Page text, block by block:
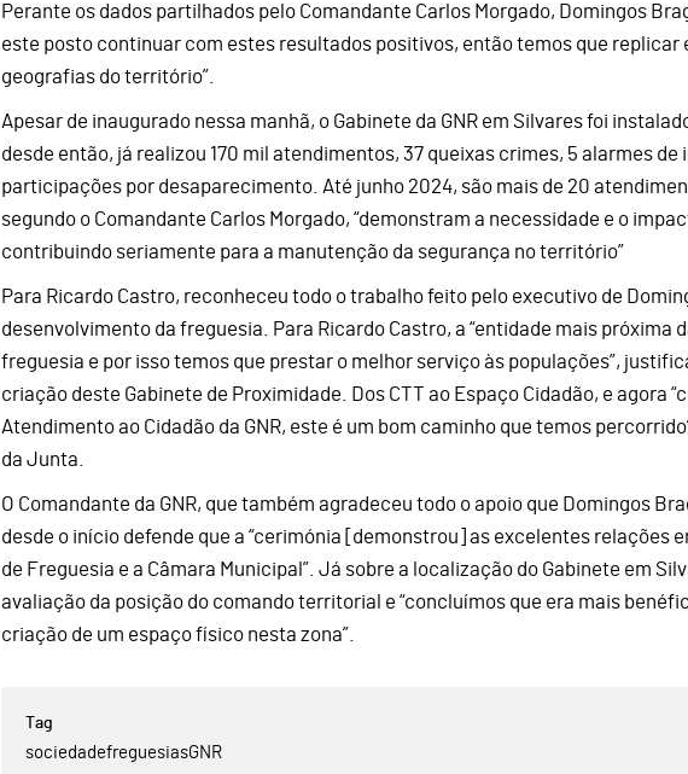
Perante os dados partilhados pelo Comandante Carlos Morgado, Domingos
este posto continuar com estes resultados positivos, então temos que replicar
geografias do território”.
Apesar de inaugurado nessa manhã, o Gabinete da GNR em Silvares foi
desde então, já realizou 170 mil atendimentos, 37 queixas crimes, 5 alarmes de
participações por desaparecimento. Até junho 2024, são mais de 20
segundo o Comandante Carlos Morgado, “demonstram a necessidade e o
contribuindo seriamente para a manutenção da segurança no território”
Para Ricardo Castro, reconheceu todo o trabalho feito pelo executivo de
desenvolvimento da freguesia. Para Ricardo Castro, a “entidade mais próxima
freguesia e por isso temos que prestar o melhor serviço às populações”,
criação deste Gabinete de Proximidade. Dos CTT ao Espaço Cidadão, e agora
Atendimento ao Cidadão da GNR, este é um bom caminho que temos
da Junta.
O Comandante da GNR, que também agradeceu todo o apoio que Domingos
desde o início defende que a “cerimónia [demonstrou] as excelentes relações
de Freguesia e a Câmara Municipal”. Já sobre a localização do Gabinete em
avaliação da posição do comando territorial e “concluímos que era mais
criação de um espaço físico nesta zona”.
sociedadefreguesiasGNR